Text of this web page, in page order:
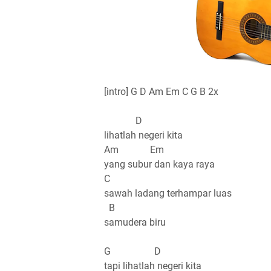
[intro] G D Am Em C G B 2x
D
lihatlah negeri kita
Am Em
yang subur dan kaya raya
C
sawah ladang terhampar luas
B
samudera biru
G D
tapi lihatlah negeri kita